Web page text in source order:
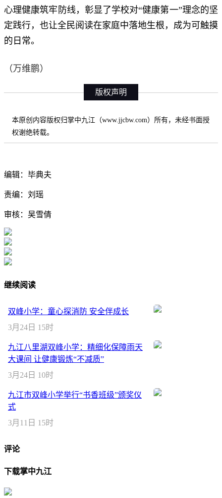
心理健康筑牢防线，彰显了学校对“健康第一”理念的坚
定践行，也让全民阅读在家庭中落地生根，成为可触摸
的日常。
（万维鹏）
版权声明
本原创内容版权归掌中九江（www.jjcbw.com）所有，未经书面授
权谢绝转载。
编辑：毕典夫
责编：刘瑶
审核：吴雪倩
继续阅读
双峰小学：童心探消防 安全伴成长
3月24日 15时
九江八里湖双峰小学：精细化保障雨天
大课间 让健康锻炼“不减质”
3月24日 10时
九江市双峰小学举行“书香班级”颁奖仪
式
3月11日 15时
评论
下载掌中九江